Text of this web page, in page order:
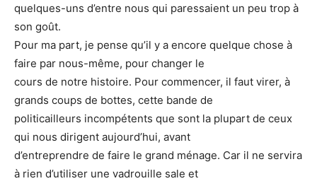
quelques-uns d’entre nous qui paressaient un peu trop à
son goût.
Pour ma part, je pense qu’il y a encore quelque chose à
faire par nous-même, pour changer le
cours de notre histoire. Pour commencer, il faut virer, à
grands coups de bottes, cette bande de
politicailleurs incompétents que sont la plupart de ceux
qui nous dirigent aujourd’hui, avant
d’entreprendre de faire le grand ménage. Car il ne servira
à rien d’utiliser une vadrouille sale et